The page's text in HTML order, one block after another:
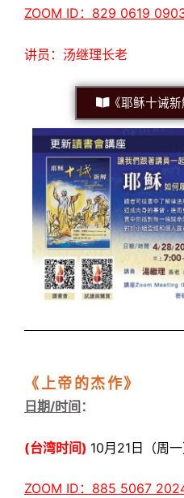
ZOOM ID：829 0619
讲员：汤继理长老
《耶稣十诫
《上帝的杰作》
日期/时间 ：
(台湾时间) 10月21日（周
ZOOM ID：885 5067